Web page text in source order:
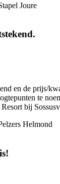
Joure
en de prijs/
te
bij
Helmond